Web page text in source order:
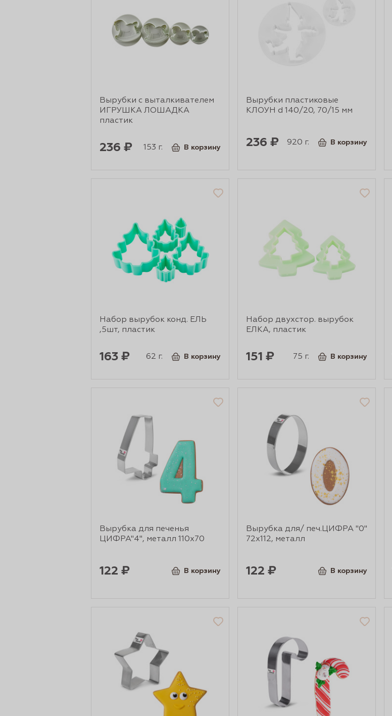
Вырубки с выталкивателем
ИГРУШКА ЛОШАДКА
пластик
236 ₽ 153 г. В корзину
Вырубки пластиковые
КЛОУН d 140/20, 70/15 мм
236 ₽ 920 г. В корзину
Набор вырубок конд. ЕЛЬ
,5шт, пластик
163 ₽ 62 г. В корзину
Набор двухстор. вырубок
ЕЛКА, пластик
151 ₽ 75 г. В корзину
Вырубка для печенья
ЦИФРА"4", металл 110х70
122 ₽ В корзину
Вырубка для/ печ.ЦИФРА "0"
72х112, металл
122 ₽ В корзину